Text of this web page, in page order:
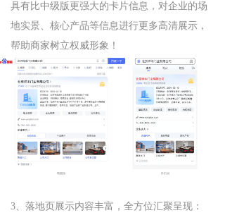
具有比中级版更强大的卡片信息，对企业的场
地实景、核心产品等信息进行更多高清展示，
帮助商家树立权威形象！
3、落地页展示内容丰富，全方位汇聚呈现：